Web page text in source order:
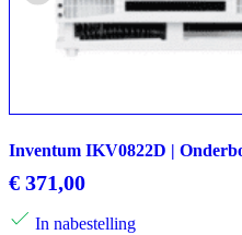
Inventum IKV0822D |
€ 371,00
In nabestelling